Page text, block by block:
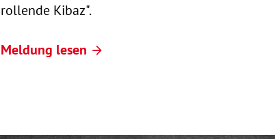
rollende Kibaz".
Meldung lesen